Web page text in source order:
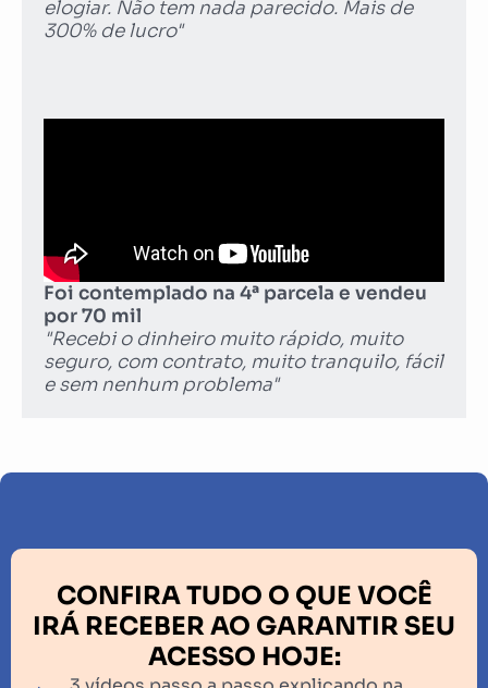
elogiar. Não tem nada parecido. Mais de
300% de lucro"
Foi contemplado na 4ª parcela e vendeu
por 70 mil
"Recebi o dinheiro muito rápido, muito
seguro, com contrato, muito tranquilo, fácil
e sem nenhum problema"
CONFIRA TUDO O QUE VOCÊ
IRÁ RECEBER AO GARANTIR SEU
ACESSO HOJE: